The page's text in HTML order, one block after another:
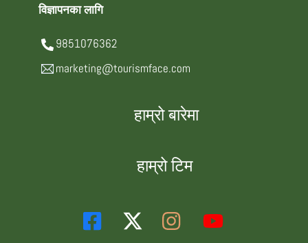
विज्ञापनका लागि
9851076362
marketing@tourismface.com
हाम्रो बारेमा
हाम्रो टिम